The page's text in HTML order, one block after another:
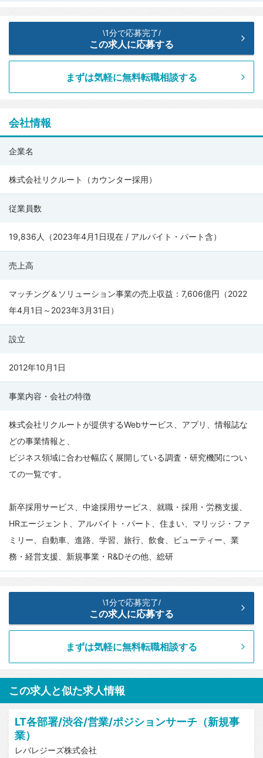
まずは気軽に無料転職相談する
\1分で応募完了/
この求人に応募する
会社情報
社
（カ
ン
用）
企業名
株式会社リクルート（カウンター採用）
従業員数
19,836人（2023年4月1日現在 / アルバイト・パート含）
売上高
マッチング＆ソリューション事業の売上収益：7,606億円（2022
年4月1日～2023年3月31日）
設立
2012年10月1日
事業内容・会社の特徴
株式会社リクルートが提供するWebサービス、アプリ、情報誌な
どの事業情報と、
ビジネス領域に合わせ幅広く展開している調査・研究機関につい
ての一覧です。
新卒採用サービス、中途採用サービス、就職・採用・労務支援、
HRエージェント、アルバイト・パート、住まい、マリッジ・ファ
ミリー、自動車、進路、学習、旅行、飲食、ビューティー、業
務・経営支援、新規事業・R&Dその他、総研
まずは気軽に無料転職相談する
\1分で応募完了/
この求人に応募する
この求人と似た求人情報
LT各部署/渋谷/営業/ポジションサーチ（新規事
業）
レバレジーズ株式会社